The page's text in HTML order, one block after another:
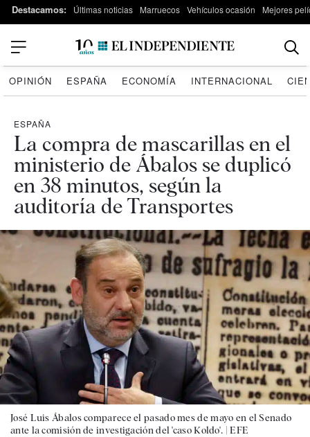
Destacamos: Últimas noticias Marruecos Vehículos ocasión Mejores
OPINIÓN ESPAÑA ECONOMÍA INTERNACIONAL
ESPAÑA
La compra de mascarillas en el
ministerio de Ábalos se duplicó
en 38 minutos, según la
auditoría de Transportes
José Luis Ábalos comparece el pasado mes de mayo en el Senado
ante la comisión de investigación del 'caso Koldo'. |EFE